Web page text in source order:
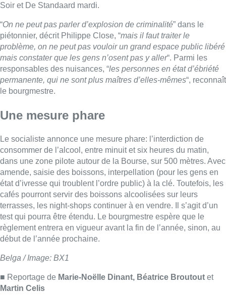
Soir et De Standaard mardi.
“On ne peut pas parler d’explosion de criminalité” dans le
piétonnier, décrit Philippe Close, “mais il faut traiter le
problème, on ne peut pas vouloir un grand espace public libéré
mais constater que les gens n’osent pas y aller“. Parmi les
responsables des nuisances, “les personnes en état d’ébriété
permanente, qui ne sont plus maîtres d’elles-mêmes“, reconnaît
le bourgmestre.
Une mesure phare
Le socialiste annonce une mesure phare: l’interdiction de
consommer de l’alcool, entre minuit et six heures du matin,
dans une zone pilote autour de la Bourse, sur 500 mètres. Avec
amende, saisie des boissons, interpellation (pour les gens en
état d’ivresse qui troublent l’ordre public) à la clé. Toutefois, les
cafés pourront servir des boissons alcoolisées sur leurs
terrasses, les night-shops continuer à en vendre. Il s’agit d’un
test qui pourra être étendu. Le bourgmestre espère que le
règlement entrera en vigueur avant la fin de l’année, sinon, au
début de l’année prochaine.
Belga / Image: BX1
■ Reportage de Marie-Noëlle Dinant, Béatrice Broutout et
Martin Celis